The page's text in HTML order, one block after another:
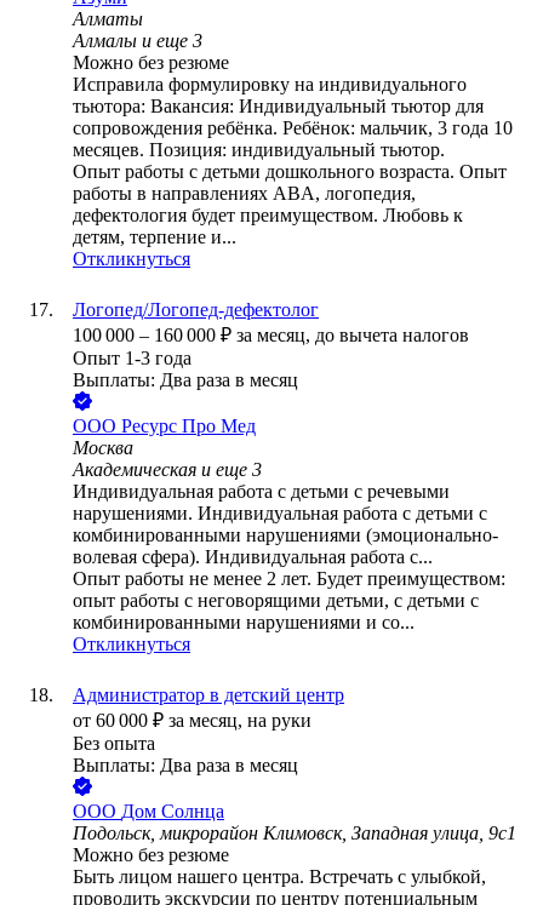
Алматы
Алмалы и еще 3
Можно без резюме
Исправила формулировку на индивидуального
тьютора: Вакансия: Индивидуальный тьютор для
сопровождения ребёнка. Ребёнок: мальчик, 3 года 10
месяцев. Позиция: индивидуальный тьютор.
Опыт работы с детьми дошкольного возраста. Опыт
работы в направлениях ABA, логопедия,
дефектология будет преимуществом. Любовь к
детям, терпение и...
Откликнуться
Логопед/Логопед-дефектолог
100 000 – 160 000 ₽ за месяц, до вычета налогов
Опыт 1-3 года
Выплаты: Два раза в месяц
ООО Ресурс Про Мед
Москва
Академическая и еще 3
Индивидуальная работа с детьми с речевыми
нарушениями. Индивидуальная работа с детьми с
комбинированными нарушениями (эмоционально-
волевая сфера). Индивидуальная работа с...
Опыт работы не менее 2 лет. Будет преимуществом:
опыт работы с неговорящими детьми, с детьми с
комбинированными нарушениями и со...
Откликнуться
Администратор в детский центр
от 60 000 ₽ за месяц, на руки
Без опыта
Выплаты: Два раза в месяц
ООО Дом Солнца
Подольск, микрорайон Климовск, Западная улица, 9с1
Можно без резюме
Быть лицом нашего центра. Встречать с улыбкой,
проводить экскурсии по центру потенциальным